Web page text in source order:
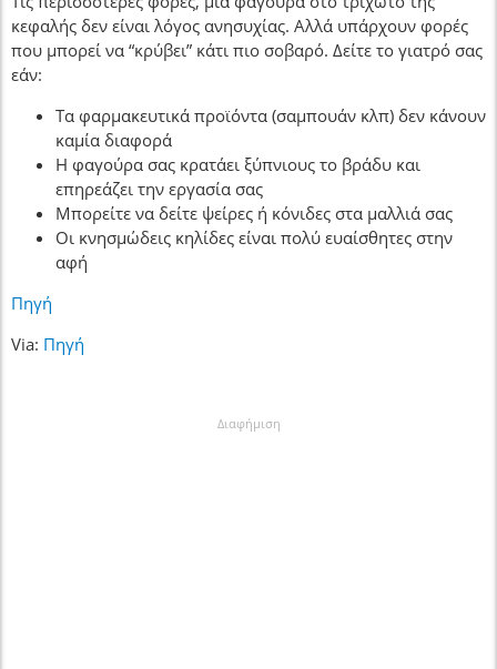
κεφαλής δεν είναι λόγος ανησυχίας. Αλλά υπάρχουν φορές
που μπορεί να “κρύβει” κάτι πιο σοβαρό. Δείτε το γιατρό σας
εάν:
Τα φαρμακευτικά προϊόντα (σαμπουάν κλπ) δεν κάνουν
καμία διαφορά
Η φαγούρα σας κρατάει ξύπνιους το βράδυ και
επηρεάζει την εργασία σας
Μπορείτε να δείτε ψείρες ή κόνιδες στα μαλλιά σας
Οι κνησμώδεις κηλίδες είναι πολύ ευαίσθητες στην
αφή
Πηγή
Via: Πηγή
Διαφήμιση